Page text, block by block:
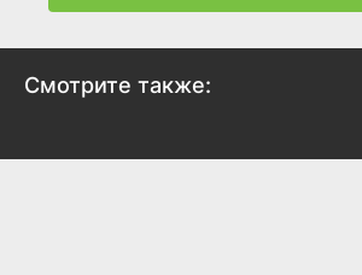
Смотрите также: